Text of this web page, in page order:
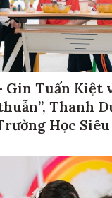
Gin Tuấn Kiệt
Thanh
Học Siêu